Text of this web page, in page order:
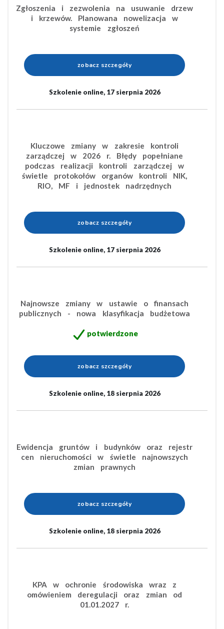
Zgłoszenia i zezwolenia na usuwanie drzew
i krzewów. Planowana nowelizacja w
systemie zgłoszeń
zobacz szczegóły
Szkolenie online, 17 sierpnia 2026
Kluczowe zmiany w zakresie kontroli
zarządczej w 2026 r. Błędy popełniane
podczas realizacji kontroli zarządczej w
świetle protokołów organów kontroli NIK,
RIO, MF i jednostek nadrzędnych
zobacz szczegóły
Szkolenie online, 17 sierpnia 2026
Najnowsze zmiany w ustawie o finansach
publicznych - nowa klasyfikacja budżetowa
potwierdzone
zobacz szczegóły
Szkolenie online, 18 sierpnia 2026
Ewidencja gruntów i budynków oraz rejestr
cen nieruchomości w świetle najnowszych
zmian prawnych
zobacz szczegóły
Szkolenie online, 18 sierpnia 2026
KPA w ochronie środowiska wraz z
omówieniem deregulacji oraz zmian od
01.01.2027 r.